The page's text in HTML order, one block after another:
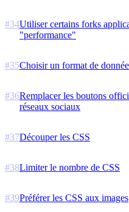
#34Utiliser certains forks
"performance"
#35Choisir un format de
#36Remplacer les boutons
réseaux sociaux
#37Découper les CSS
#38Limiter le nombre de CSS
#39Préférer les CSS aux images